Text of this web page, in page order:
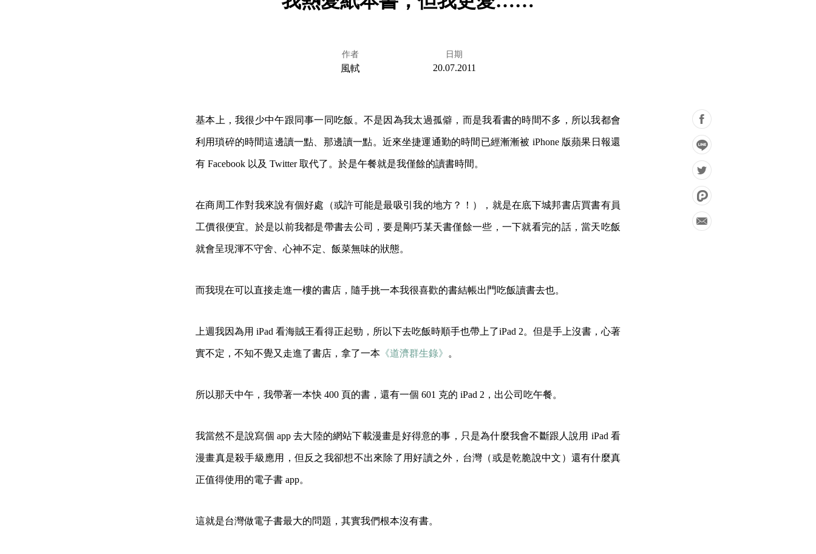
作者
風軾
日期
20.07.2011
基本上，我很少中午跟同事一同吃飯。不是因為我太過孤僻，而是我看書的時間不多，所以我都會
利用瑣碎的時間這邊讀一點、那邊讀一點。近來坐捷運通勤的時間已經漸漸被 iPhone 版蘋果日報還
有 Facebook 以及 Twitter 取代了。於是午餐就是我僅餘的讀書時間。
在商周工作對我來說有個好處（或許可能是最吸引我的地方？！），就是在底下城邦書店買書有員
工價很便宜。於是以前我都是帶書去公司，要是剛巧某天書僅餘一些，一下就看完的話，當天吃飯
就會呈現渾不守舍、心神不定、飯菜無味的狀態。
而我現在可以直接走進一樓的書店，隨手挑一本我很喜歡的書結帳出門吃飯讀書去也。
上週我因為用 iPad 看海賊王看得正起勁，所以下去吃飯時順手也帶上了iPad 2。但是手上沒書，心著
實不定，不知不覺又走進了書店，拿了一本 《道濟群生錄》 。
所以那天中午，我帶著一本快 400 頁的書，還有一個 601 克的 iPad 2，出公司吃午餐。
我當然不是說寫個 app 去大陸的網站下載漫畫是好得意的事，只是為什麼我會不斷跟人說用 iPad 看
漫畫真是殺手級應用，但反之我卻想不出來除了用好讀之外，台灣（或是乾脆說中文）還有什麼真
正值得使用的電子書 app。
這就是台灣做電子書最大的問題，其實我們根本沒有書。